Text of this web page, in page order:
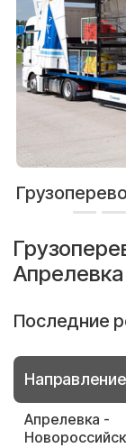
Последние
Направление
Апрелевка -
Новороссийск